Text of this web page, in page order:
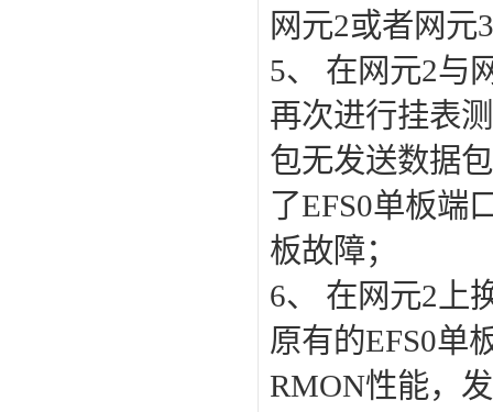
网元2或者网元
5、 在网元2与
再次进行挂表
包无发送数据
了EFS0单板端
板故障；
6、 在网元2上
原有的EFS0单
RMON性能，